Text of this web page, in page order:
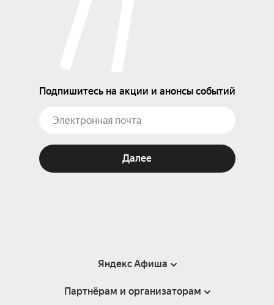
Подпишитесь на акции и анонсы событий
Далее
Яндекс Афиша
Справка
Партнёрам и организаторам